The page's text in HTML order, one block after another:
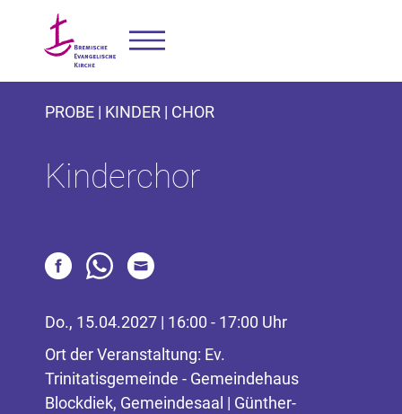
PROBE | KINDER | CHOR
Kinderchor
Do., 15.04.2027 | 16:00 - 17:00 Uhr
Ort der Veranstaltung: Ev.
Trinitatisgemeinde - Gemeindehaus
Blockdiek, Gemeindesaal | Günther-